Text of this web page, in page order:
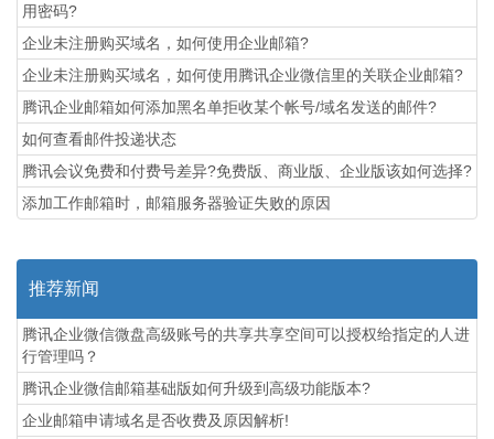
用密码?
企业未注册购买域名，如何使用企业邮箱?
企业未注册购买域名，如何使用腾讯企业微信里的关联企业邮箱?
腾讯企业邮箱如何添加黑名单拒收某个帐号/域名发送的邮件?
如何查看邮件投递状态
腾讯会议免费和付费号差异?免费版、商业版、企业版该如何选择?
添加工作邮箱时，邮箱服务器验证失败的原因
推荐新闻
腾讯企业微信微盘高级账号的共享共享空间可以授权给指定的人进
行管理吗？
腾讯企业微信邮箱基础版如何升级到高级功能版本?
企业邮箱申请域名是否收费及原因解析!